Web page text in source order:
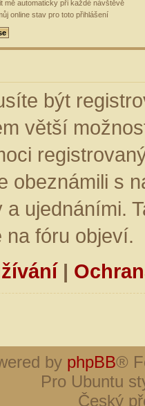
mě automaticky při každé návštěvě
online stav pro toto přihlášení
být
větší
obeznámili s
ujednáními.
na fóru objeví.
|
by phpBB®
Pro Ubuntu
Český